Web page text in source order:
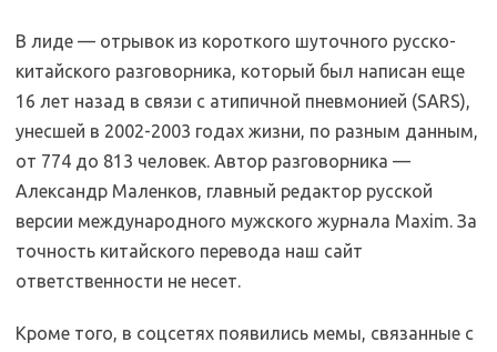
В лиде — отрывок из короткого шуточного русско-
китайского разговорника, который был написан еще
16 лет назад в связи с атипичной пневмонией (SARS),
унесшей в 2002-2003 годах жизни, по разным данным,
от 774 до 813 человек. Автор разговорника —
Александр Маленков, главный редактор русской
версии международного мужского журнала Maxim. За
точность китайского перевода наш сайт
ответственности не несет.
Кроме того, в соцсетях появились мемы, связанные с